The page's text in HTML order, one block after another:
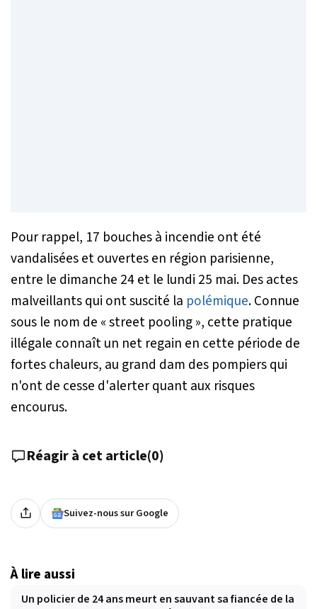
Pour rappel, 17 bouches à incendie ont été
vandalisées et ouvertes en région parisienne,
entre le dimanche 24 et le lundi 25 mai. Des actes
malveillants qui ont suscité la polémique. Connue
sous le nom de « street pooling », cette pratique
illégale connaît un net regain en cette période de
fortes chaleurs, au grand dam des pompiers qui
n'ont de cesse d'alerter quant aux risques
encourus.
Réagir à cet article(0)
Suivez-nous sur Google
À lire aussi
Un policier de 24 ans meurt en sauvant sa fiancée de la